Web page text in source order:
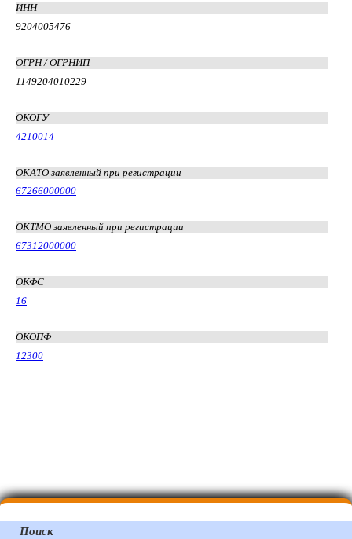
ИНН
9204005476
ОГРН / ОГРНИП
1149204010229
ОКОГУ
4210014
ОКАТО заявленный при регистрации
67266000000
ОКТМО заявленный при регистрации
67312000000
ОКФС
16
ОКОПФ
12300
Поиск